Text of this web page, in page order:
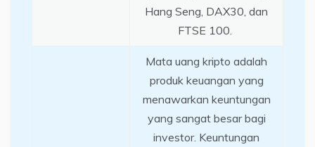
Hang Seng, DAX30, dan
FTSE 100.
Mata uang kripto adalah
produk keuangan yang
menawarkan keuntungan
yang sangat besar bagi
investor. Keuntungan